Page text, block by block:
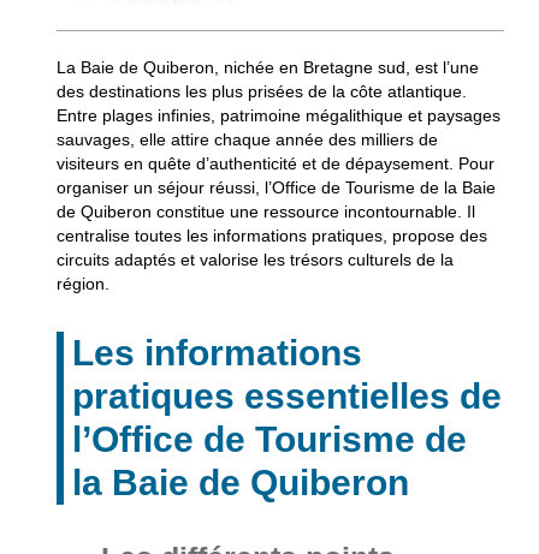
La Baie de Quiberon, nichée en Bretagne sud, est l’une
des destinations les plus prisées de la côte atlantique.
Entre plages infinies, patrimoine mégalithique et paysages
sauvages, elle attire chaque année des milliers de
visiteurs en quête d’authenticité et de dépaysement. Pour
organiser un séjour réussi, l’Office de Tourisme de la Baie
de Quiberon constitue une ressource incontournable. Il
centralise toutes les informations pratiques, propose des
circuits adaptés et valorise les trésors culturels de la
région.
Les informations
pratiques essentielles de
l’Office de Tourisme de
la Baie de Quiberon